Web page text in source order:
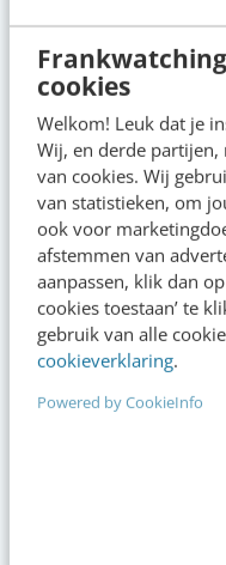
cookies
Welkom! Leuk dat je
Wij, en derde partijen,
van cookies. Wij
van statistieken, om
ook voor
afstemmen van
aanpassen, klik dan op
cookies toestaan’ te
gebruik van alle
cookieverklaring.
Powered by CookieInfo
Actueel
“Bedrijven
komen deze
door”
13:00 · 3 min·
Zo bouw je
08:00· 6 min·
Denk je dat
gisteren· 4 min